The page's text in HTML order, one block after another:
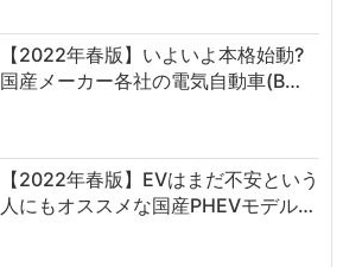
【2022年春版】いよいよ本格始動?
国産メーカー各社の電気自動車(B…
【2022年春版】EVはまだ不安という
人にもオススメな国産PHEVモデル…